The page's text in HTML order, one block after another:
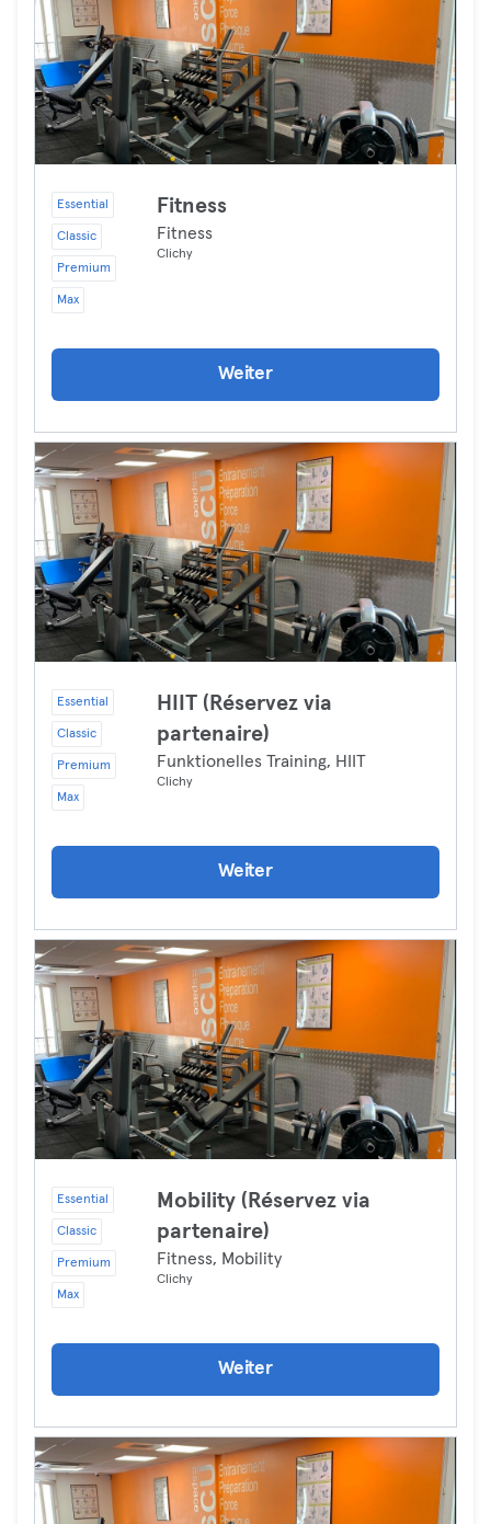
Essential
Classic
Premium
Max
Fitness
Fitness
Clichy
Weiter
Essential
Classic
Premium
Max
HIIT (Réservez via
partenaire)
Funktionelles Training, HIIT
Clichy
Weiter
Essential
Classic
Premium
Max
Mobility (Réservez via
partenaire)
Fitness, Mobility
Clichy
Weiter